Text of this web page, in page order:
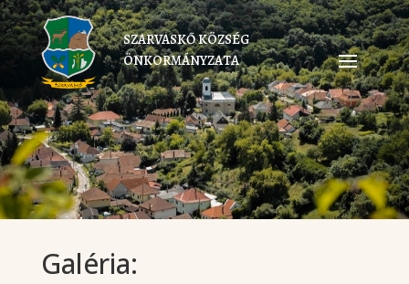
SZARVASKŐ KÖZSÉG
ÖNKORMÁNYZATA
Galéria: